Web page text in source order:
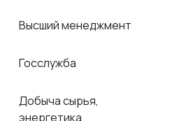
Высший менеджмент
Госслужба
Добыча сырья,
энергетика